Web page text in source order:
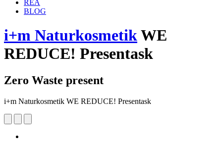
REA
BLOG
i+m NaturkosmetikWE
REDUCE! Presentask
Zero Waste present
i+m Naturkosmetik WE REDUCE! Presentask